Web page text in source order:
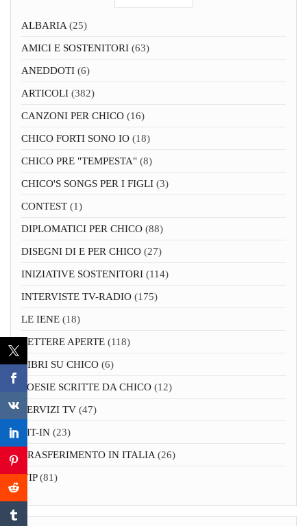
ALBARIA (25)
AMICI E SOSTENITORI (63)
ANEDDOTI (6)
ARTICOLI (382)
CANZONI PER CHICO (16)
CHICO FORTI SONO IO (18)
CHICO PRE "TEMPESTA" (8)
CHICO'S SONGS PER I FIGLI (3)
CONTEST (1)
DIPLOMATICI PER CHICO (88)
DISEGNI DI E PER CHICO (27)
INIZIATIVE SOSTENITORI (114)
INTERVISTE TV-RADIO (175)
LE IENE (18)
LETTERE APERTE (118)
LIBRI SU CHICO (6)
POESIE SCRITTE DA CHICO (12)
SERVIZI TV (47)
SIT-IN (23)
TRASFERIMENTO IN ITALIA (26)
VIP(81)